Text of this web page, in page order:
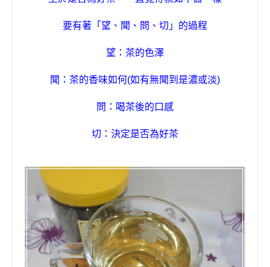
要有著 「 望 、 聞 、 問 、 切」的過程
望：茶的色澤
聞：茶的香味如何(如有無聞到是濃或淡)
問：喝茶後的口感
切：決定是否為好茶